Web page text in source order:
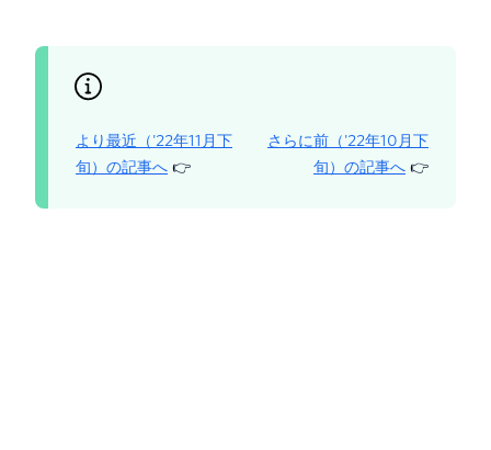
より最近（'22年11月下
旬）の記事へ 👉
さらに前（'22年10月下
旬）の記事へ 👉